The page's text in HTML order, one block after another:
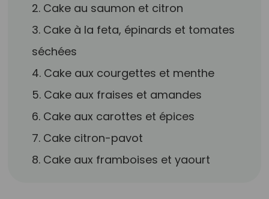
2. Cake au saumon et citron
3. Cake à la feta, épinards et tomates
séchées
4. Cake aux courgettes et menthe
5. Cake aux fraises et amandes
6. Cake aux carottes et épices
7. Cake citron-pavot
8. Cake aux framboises et yaourt